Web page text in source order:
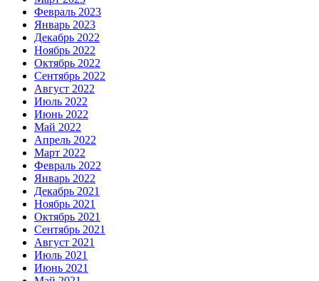
Февраль 2023
Январь 2023
Декабрь 2022
Ноябрь 2022
Октябрь 2022
Сентябрь 2022
Август 2022
Июль 2022
Июнь 2022
Май 2022
Апрель 2022
Март 2022
Февраль 2022
Январь 2022
Декабрь 2021
Ноябрь 2021
Октябрь 2021
Сентябрь 2021
Август 2021
Июль 2021
Июнь 2021